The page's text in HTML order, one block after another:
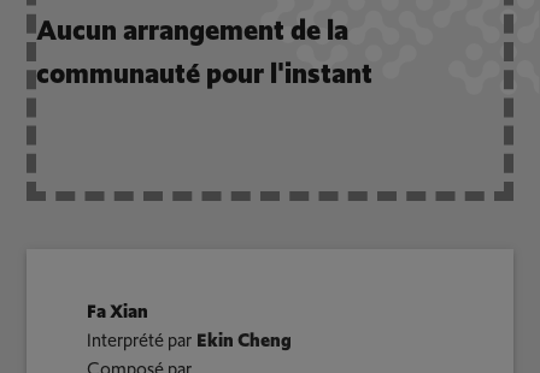
Aucun arrangement de la
communauté pour l'instant
Fa Xian
Interprété par Ekin Cheng